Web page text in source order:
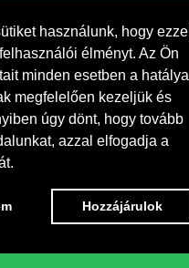
használunk, hogy ezzel
élményt. Az Ön
minden esetben a hatálya
megfelelően kezeljük és
úgy dönt, hogy tovább
azzal elfogadja a
Hozzájárulok